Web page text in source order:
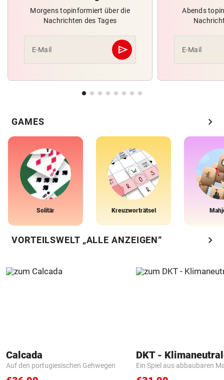
Morgens topinformiert über die
Nachrichten des Tages
E-Mail send
Abschicken
Abends
E-Mail
GAMES chevron_right
Solitär Kreuzworträtsel
VORTEILSWELT „ALLE ANZEIGEN“ chevron_right
Calcada
Auf den portugiesischen Gehwegen Ein Spiel aus abbaubaren